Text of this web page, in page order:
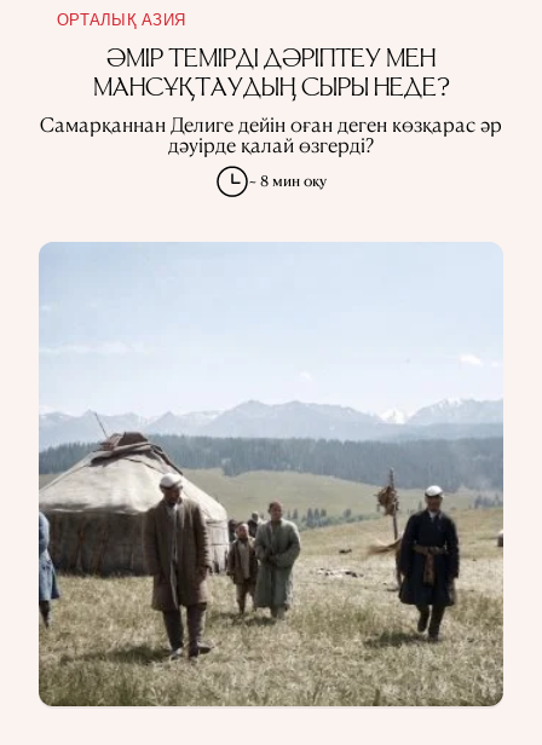
ОРТАЛЫҚ АЗИЯ
ӘМІР ТЕМІРДІ ДӘРІПТЕУ МЕН
МАНСҰҚТАУДЫҢ СЫРЫ НЕДЕ?
Самарқаннан Делиге дейін оған деген көзқарас әр
дәуірде қалай өзгерді?
~ 8 мин оқу